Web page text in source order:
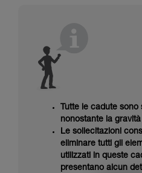
Tutte le cadute
nonostante la
Le sollecitazioni
eliminare tutti gli
utilizzati in queste
presentano alcun